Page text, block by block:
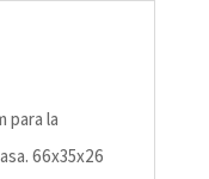
para la
66x35x26